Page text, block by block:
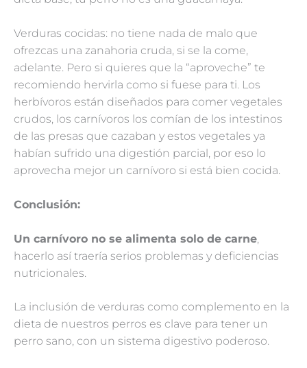
Verduras cocidas: no tiene nada de malo que
ofrezcas una zanahoria cruda, si se la come,
adelante. Pero si quieres que la “aproveche” te
recomiendo hervirla como si fuese para ti. Los
herbívoros están diseñados para comer vegetales
crudos, los carnívoros los comían de los intestinos
de las presas que cazaban y estos vegetales ya
habían sufrido una digestión parcial, por eso lo
aprovecha mejor un carnívoro si está bien cocida.
Conclusión:
Un carnívoro no se alimenta solo de carne
hacerlo así traería serios problemas y deficiencias
nutricionales.
La inclusión de verduras como complemento en la
dieta de nuestros perros es clave para tener un
perro sano, con un sistema digestivo poderoso.